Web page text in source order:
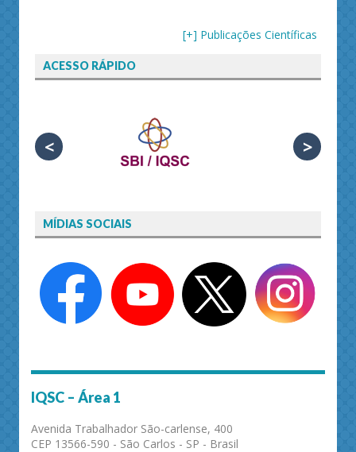
[+] Publicações Científicas
ACESSO RÁPIDO
< >
MÍDIAS SOCIAIS
IQSC – Área 1
Avenida Trabalhador São-carlense, 400
CEP 13566-590 - São Carlos - SP - Brasil